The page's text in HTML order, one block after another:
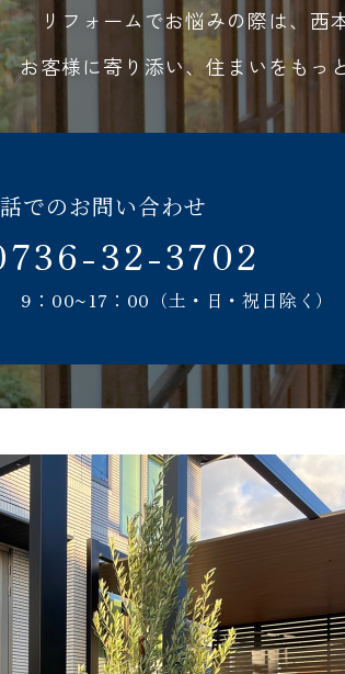
リフォームでお悩みの際は、西
お客様に寄り添い、住まいをもっ
でのお問い合わせ
32-3702
9：00~17：00 （土・日・祝日除く）